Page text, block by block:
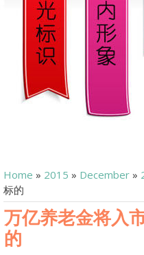
Home » 2015 » December »
标的
万亿养老金将入
的